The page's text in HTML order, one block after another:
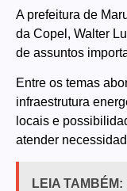
A prefeitura de
da Copel, Walter
de assuntos
Entre os temas
infraestrutura
locais e
atender
LEIA TAMBÉM: